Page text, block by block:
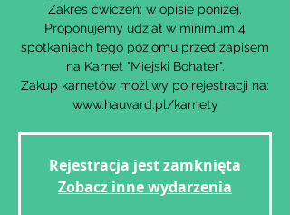
Zakres ćwiczeń: w opisie poniżej.
Proponujemy udział w minimum 4
spotkaniach tego poziomu przed zapisem
na Karnet "Miejski Bohater".
Zakup karnetów możliwy po rejestracji na:
www.hauvard.pl/karnety
Rejestracja jest zamknięta
Zobacz inne wydarzenia